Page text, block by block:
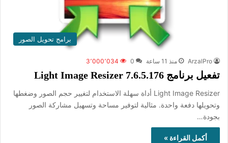
برامج تحويل الصور
ArzalPro منذ 11 ساعة 0 3٬000٬034
تفعيل برنامج Light Image Resizer 7.6.5.176
‏Light Image Resizer أداة سهلة الاستخدام لتغيير حجم الصور وضغطها
وتحويلها دفعة واحدة. مثالية لتوفير مساحة وتسهيل مشاركة الصور
بجودة…
أكمل القراءة »